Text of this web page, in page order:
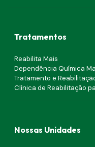
Tratamentos
Reabilita Mais
Dependência Química
Tratamento e
Clínica de Reabilitação
Nossas Unidades